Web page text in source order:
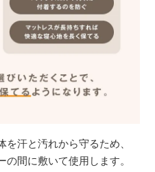
汗と汚れから守るため、
間に敷いて使用します。